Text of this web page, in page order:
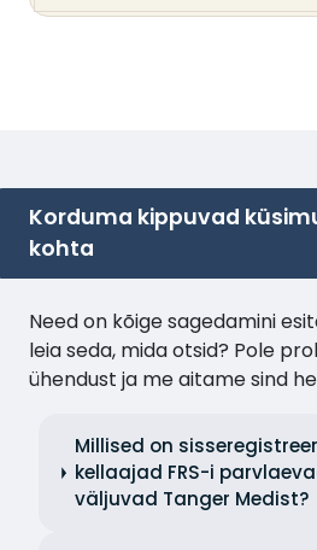
Korduma kippuvad
kohta
Need on kõige sagedamini
leia seda, mida otsid? Pole
ühendust ja me aitame sind
Millised on
kellaajad FRS-i
väljuvad Tanger Medist?